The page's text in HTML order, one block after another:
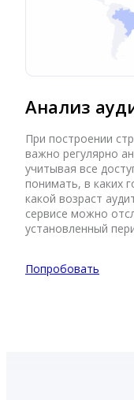
Анализ
При построении
важно регулярно
учитывая все
понимать, в каких
какой возраст
сервисе можно
установленный
Попробовать